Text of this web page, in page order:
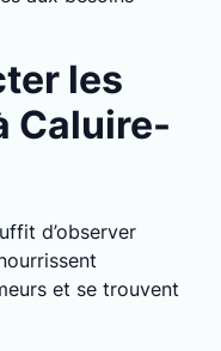
les
Caluire-
d’observer
et se trouvent